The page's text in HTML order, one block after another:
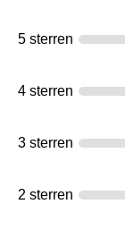
5 sterren
4 sterren
3 sterren
2 sterren